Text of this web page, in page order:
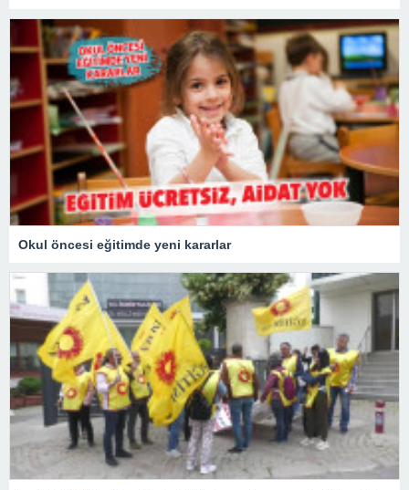
Okul öncesi eğitimde yeni kararlar